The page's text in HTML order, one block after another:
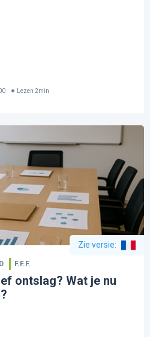
Lezen 2min
Zie versie:
F.F.F.
ontslag? Wat je nu